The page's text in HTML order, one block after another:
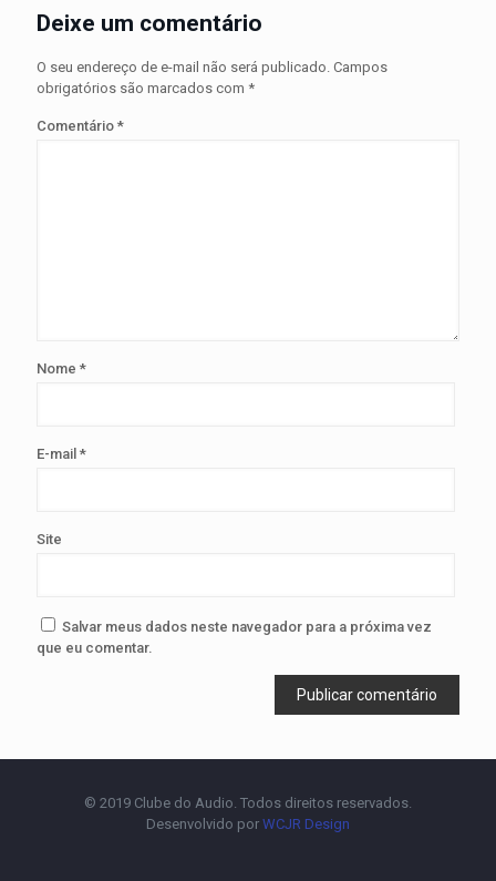
Deixe um comentário
O seu endereço de e-mail não será publicado. Campos
obrigatórios são marcados com *
Comentário *
Nome *
E-mail *
Site
Salvar meus dados neste navegador para a próxima vez
que eu comentar.
© 2019 Clube do Audio. Todos direitos reservados.
Desenvolvido por WCJR Design